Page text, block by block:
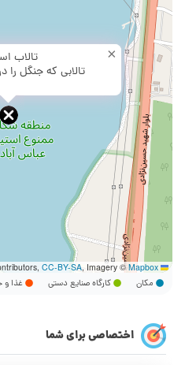
تالاب
تالابی که جنگل را
×
Leaflet
CC-BY-SA, Imagery ©Mapbox
مکان کارگاه صنایع دستی غذا و
اختصاصی برای شما